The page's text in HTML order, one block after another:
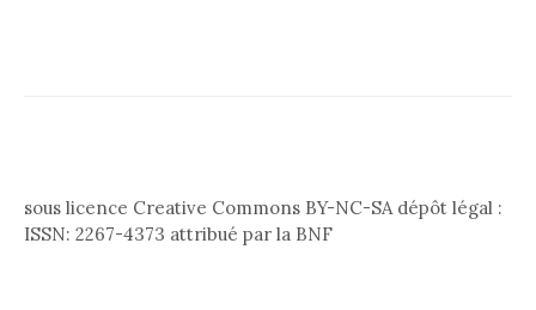
sous licence Creative Commons BY-NC-SA dépôt légal :
ISSN: 2267-4373 attribué par la BNF